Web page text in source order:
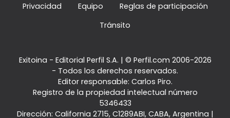
Privacidad
Equipo
Reglas de participación
Tránsito
Exitoina - Editorial Perfil S.A. | © Perfil.com 2006-2026
- Todos los derechos reservados.
Editor responsable: Carlos Piro.
Registro de la propiedad intelectual número
5346433
Dirección: California 2715, C1289ABI, CABA, Argentina |